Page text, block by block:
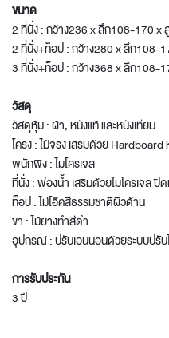
ขนาด
2 ที่นั่ง : กว้าง236 x ลึก108-170 x
2 ที่นั่ง+ท็อป : กว้าง280 x ลึก108-
3 ที่นั่ง+ท็อป : กว้าง368 x ลึก108-
วัสดุ
วัสดุหุ้ม : ผ้า, หนังแท้ และหนังเทียม
โครง : ไม้จริง เสริมด้วย
พนักพิง : ไมโครเจล
ที่นั่ง : ฟองน้ำ เสริมด้วยไมโครเจล ปิ
ท็อป : ไม่โอ๊คสีธรรมชาติผิวด้าน
ขา : ไม้ยางทำสีดำ
อุปกรณ์ : ปรับเอนนอนด้วยระบบปรั
การรับประกัน
3 ปี